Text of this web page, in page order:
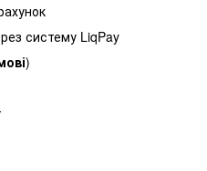
систему LiqPay
)